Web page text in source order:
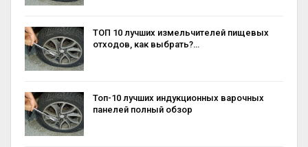
ТОП 10 лучших измельчителей пищевых
отходов, как выбрать?…
Топ-10 лучших индукционных варочных
панелей полный обзор